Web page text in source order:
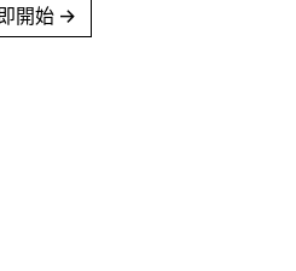
開始 →